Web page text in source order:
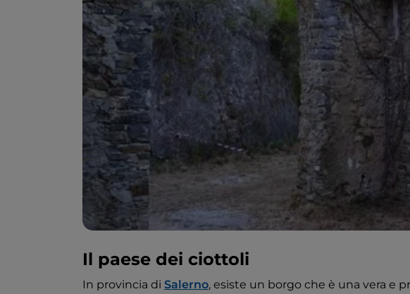
Il paese dei ciottoli
In provincia di Salerno, esiste un borgo che è una vera e